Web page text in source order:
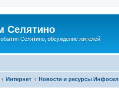
Селятино
Селятино, обсуждение жителей
Интернет Новости и ресурсы Инфосел